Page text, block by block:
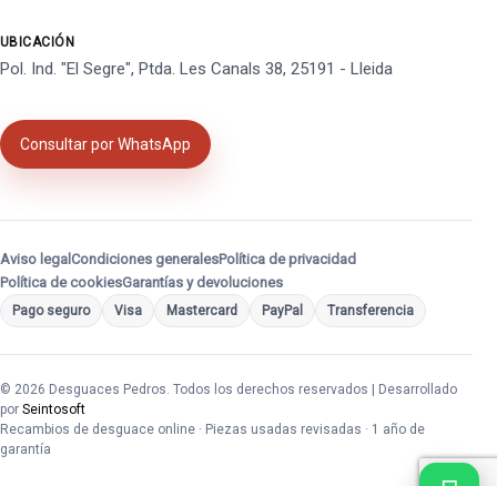
UBICACIÓN
Pol. Ind. "El Segre", Ptda. Les Canals 38, 25191 - Lleida
Consultar por WhatsApp
Aviso legal Condiciones generalesPolítica de privacidad
Política de cookiesGarantías y devoluciones
Pago seguro Visa Mastercard PayPal Transferencia
© 2026 Desguaces Pedros. Todos los derechos reservados | Desarrollado
por Seintosoft
Recambios de desguace online · Piezas usadas revisadas · 1 año de
garantía